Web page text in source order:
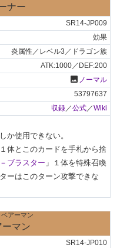
ナー
SR14-JP009
効果
炎属性／レベル3／ドラゴン族
ATK:1000／DEF:200
photo ノーマル
53797637
収録／公式／Wiki
か使用できない。
１体とこのカードを手札から捨
ブラスター 」１体を特殊召喚
ーはこのターン攻撃できな
アーマン
マン
SR14-JP010